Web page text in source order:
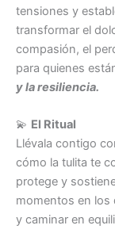
tensiones y
transformar el
compasión, el
para quienes
y la resiliencia.
💫 El Ritual
Llévala contigo
cómo la tulita te
protege y
momentos en los
y caminar en